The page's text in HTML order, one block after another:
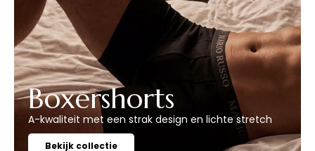
Boxershorts
A-kwaliteit met een strak design en lichte stretch
Bekijk collectie